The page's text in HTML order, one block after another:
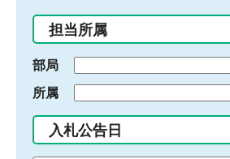
入
力
担当所属
部局
所属
入札公告日